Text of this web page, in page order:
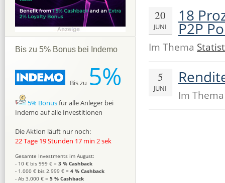
20
JUNI
18
P2P
Im Thema
5
JUNI Im
Bis zu 5% Bonus bei Indemo
Bis zu 5%
5% Bonusfür alle Anleger bei
Indemo auf alle Investitionen
Die Aktion läuft nur noch:
22 Tage 19 Stunden 17 min 1 sek
Gesamte Investments im August:
- 10 € bis 999 € = 3 % Cashback
- 1.000 € bis 2.999 € = 4 % Cashback
- Ab 3.000 € = 5 % Cashback